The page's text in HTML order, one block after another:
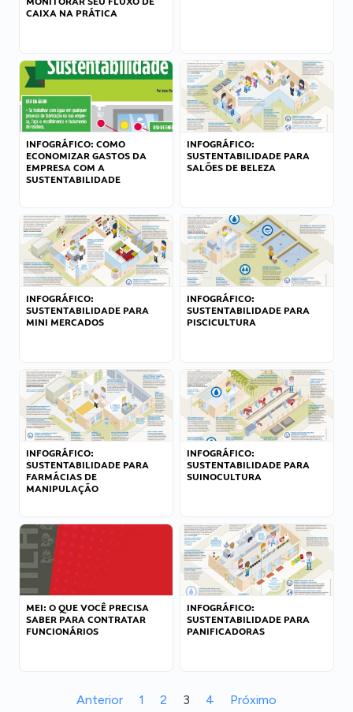
CAIXA NA PRÁTICA
INFOGRÁFICO: COMO
ECONOMIZAR GASTOS DA
EMPRESA COM A
SUSTENTABILIDADE
INFOGRÁFICO:
SUSTENTABILIDADE PARA
SALÕES DE BELEZA
INFOGRÁFICO:
SUSTENTABILIDADE PARA
MINI MERCADOS
INFOGRÁFICO:
SUSTENTABILIDADE PARA
PISCICULTURA
INFOGRÁFICO:
SUSTENTABILIDADE PARA
FARMÁCIAS DE
MANIPULAÇÃO
INFOGRÁFICO:
SUSTENTABILIDADE PARA
SUINOCULTURA
MEI: O QUE VOCÊ PRECISA
SABER PARA CONTRATAR
FUNCIONÁRIOS
INFOGRÁFICO:
SUSTENTABILIDADE PARA
PANIFICADORAS
Anterior 1 2 3 4 Próximo